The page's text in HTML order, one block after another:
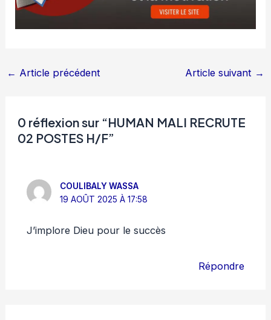
← Article précédent Article suivant →
0 réflexion sur “HUMAN MALI RECRUTE
02 POSTES H/F”
COULIBALY WASSA
19 AOÛT 2025 À 17:58
J’implore Dieu pour le succès
Répondre